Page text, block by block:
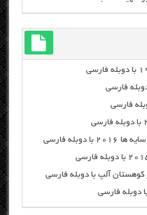
فارسی
کوهستان آلپ با دوبله فارسی